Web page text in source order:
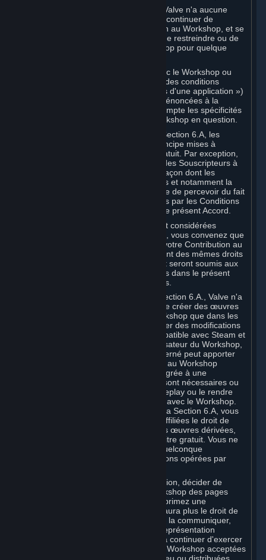
Vous comprenez et reconnaissez que Valve n'a aucune
obligation d'utiliser, de distribuer ou de continuer de
distribuer des copies d'une Contribution au Workshop, et se
réserve le droit, mais non l'obligation, de restreindre ou de
supprimer une Contribution au Workshop pour quelque
Certaines Applications compatibles avec le Workshop ou
pages Web Workshop peuvent inclure des conditions
spéciales (des « Conditions spécifiques d'une application »)
complétant ou modifiant les conditions énoncées à la
présente Section afin de prendre en compte les spécificités
de l’Application compatible avec le Workshop en question.
Conformément aux dispositions de la Section 6.A, les
Contributions au Workshop sont en principe mises à
disposition des Souscripteurs à titre gratuit. Par exception,
elles peuvent être mises à disposition des Souscripteurs à
titre payant. Dans cette hypothèse, la façon dont les
revenus générés peuvent être partagés et notamment la
rémunération que vous êtes susceptible de percevoir du fait
de cette mise à disposition sont définies par les Conditions
spécifiques de l’application et non par le présent Accord.
Les Contributions au Workshop sont considérées
comme des Souscriptions. À ce titre, vous convenez que
les Souscripteurs auprès desquels votre Contribution au
Workshop est distribuée bénéficieront des mêmes droits
d'utilisation de votre Contribution (et seront soumis aux
mêmes restrictions) que ceux définis dans le présent
Accord pour les autres Souscriptions.
Nonobstant la licence décrite à la Section 6.A., Valve n'a
le droit de modifier, y compris afin de créer des œuvres
dérivées, votre Contribution au Workshop que dans les
cas suivants : (a) Valve peut effectuer des modifications
pour rendre votre Contribution compatible avec Steam et
les fonctionnalités ou l'interface utilisateur du Workshop,
et (b) Valve ou le développeur concerné peut apporter
des modifications aux Contributions au Workshop
acceptées pour une distribution intégrée à une
application lorsqu'il estime qu'elles sont nécessaires ou
souhaitables pour améliorer le gameplay ou le rendre
conforme à l'Application compatible avec le Workshop.
Conformément aux dispositions de la Section 6.A, vous
octroyez à Valve et à ses sociétés affiliées le droit de
modifier, y compris afin de créer des œuvres dérivées,
votre Contribution au Workshop, à titre gratuit. Vous ne
pouvez donc exiger de Valve une quelconque
rémunération au titre des modifications opérées par
Vous pouvez, à votre entière discrétion, décider de
supprimer une Contribution au Workshop des pages
Workshop concernées. Si vous supprimez une
Contribution au Workshop, Valve n'aura plus le droit de
l'utiliser, la distribuer, la transmettre, la communiquer,
l'afficher en public ou effectuer sa représentation
publique. Toutefois, (a) Valve pourra continuer d'exercer
ces droits pour les Contributions au Workshop acceptées